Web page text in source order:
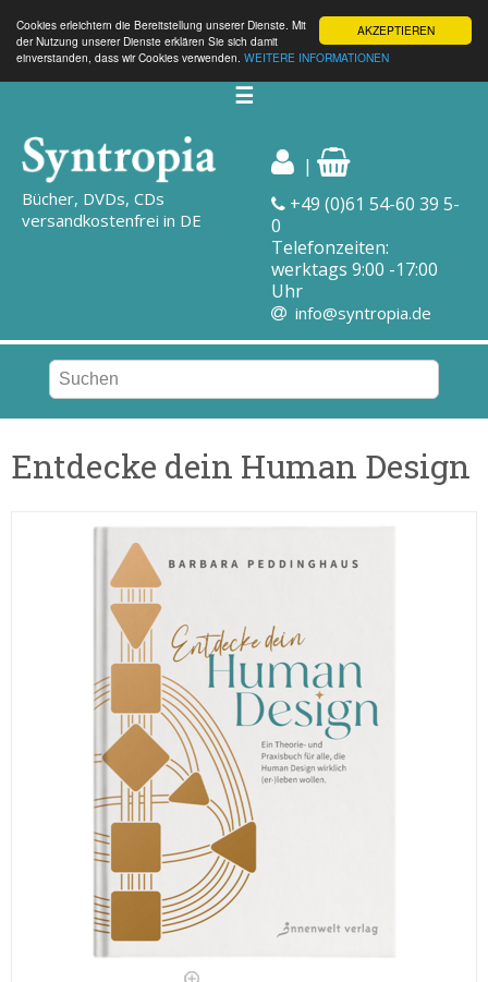
AKZEPTIEREN
Cookies erleichtern die Bereitstellung unserer Dienste. Mit
der Nutzung unserer Dienste erklären Sie sich damit
einverstanden, dass wir Cookies verwenden. WEITERE INFORMATIONEN
☰
Bücher, DVDs, CDs
versandkostenfrei in DE
|
+49 (0)61 54-60 39 5-
0
Telefonzeiten:
werktags 9:00 -17:00
Uhr
info@syntropia.de
Entdecke dein Human Design